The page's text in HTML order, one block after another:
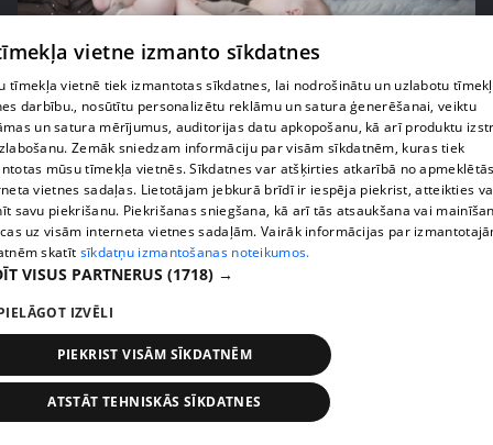
pirms 2 mēnešiem, 4 nedēļām
Kāpēc daudzas mammas pārtrauc zīdīšanu
pirmajos mēnešos?
14. epizode
vietne izmanto sīkdatnes
tīmekļa vietnē tiek izmantotas sīkdatnes, lai nodrošinātu un uzlabotu
darbību., nosūtītu personalizētu reklāmu un satura ģenerēšanai, veiktu
un satura mērījumus, auditorijas datu apkopošanu, kā arī produktu
Zemāk sniedzam informāciju par visām sīkdatnēm, kuras tiek
mūsu tīmekļa vietnēs. Sīkdatnes var atšķirties atkarībā no
vietnes sadaļas. Lietotājam jebkurā brīdī ir iespēja piekrist, atteikties
savu piekrišanu. Piekrišanas sniegšana, kā arī tās atsaukšana vai
uz visām interneta vietnes sadaļām. Vairāk informācijas par
skatīt sīkdatņu izmantošanas noteikumos.
VISUS PARTNERUS (1718) →
IZVĒLI
PIEKRIST VISĀM SĪKDATNĒM
ATSTĀT TEHNISKĀS SĪKDATNES